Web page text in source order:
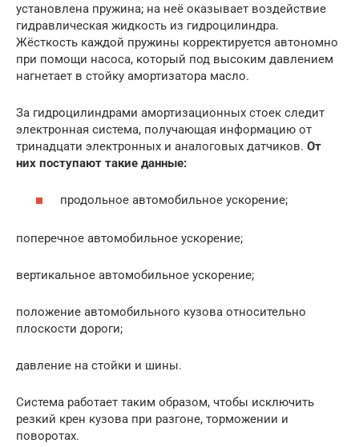
установлена пружина; на неё оказывает воздействие
гидравлическая жидкость из гидроцилиндра.
Жёсткость каждой пружины корректируется автономно
при помощи насоса, который под высоким давлением
нагнетает в стойку амортизатора масло.
За гидроцилиндрами амортизационных стоек следит
электронная система, получающая информацию от
тринадцати электронных и аналоговых датчиков. От
них поступают такие данные:
продольное автомобильное ускорение;
поперечное автомобильное ускорение;
вертикальное автомобильное ускорение;
положение автомобильного кузова относительно
плоскости дороги;
давление на стойки и шины.
Система работает таким образом, чтобы исключить
резкий крен кузова при разгоне, торможении и
поворотах.